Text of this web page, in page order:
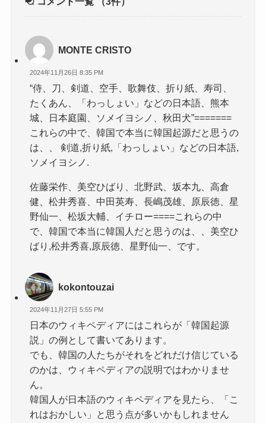
MONTE CRISTO
2024年11月26日 8:35 PM
“侍、刀、剣道、空手、歌舞伎、折り紙、寿司、
たくあん、「わっしょい」などの日本語、熊本
城、日本庭園、ソメイヨシノ、秋田犬”=======
これらの中で、韓国で本当に韓国起源だと思うの
は、、 剣道,折り紙,「わっしょい」などの日本語,
ソメイヨシノ.
佐藤栄作、美空ひばり、北野武、坂本九、高倉
健、松井秀喜、中田英寿、長嶋茂雄、原辰徳、星
野仙一、松坂大輔、イチロー====これらの中
で、韓国で本当に韓国人だと思うのは、、美空ひ
ばり,松井秀喜,原辰徳、星野仙一、です。
kokontouzai
2024年11月27日 5:55 PM
日本のウィキペディアにはこれらが「韓国起源
説」の例として書いてあります。
でも、韓国の人たちがそれをどれだけ信じている
のかは、ウィキペディアの説明ではわかりませ
ん。
韓国人が日本語のウィキペディアを見たら、「こ
れはおかしい」と思う点が多いかもしれません